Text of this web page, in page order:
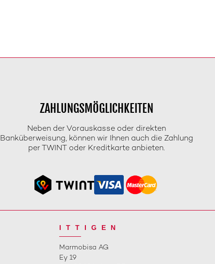
ZAHLUNGSMÖGLICHKEITEN
Neben der Vorauskasse oder direkten
Banküberweisung, können wir Ihnen auch die Zahlung
per TWINT oder Kreditkarte anbieten.
ITTIGEN
Marmobisa AG
Ey 19